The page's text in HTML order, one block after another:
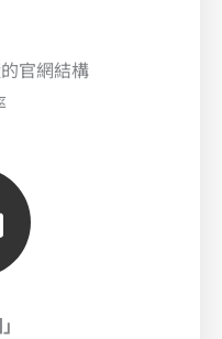
官網結構